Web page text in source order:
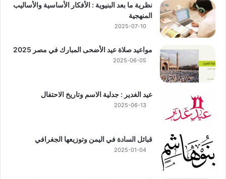
نظرية ما بعد البنيوية : الأفكار الأساسية والأساليب
المنهجية
2025-07-10
مواعيد صلاة عيد الأضحى المبارك في مصر 2025
2025-06-05
عيد الغدير : جدلية الاسم وتاريخ الاحتفال
2025-06-13
قبائل السادة في اليمن وتوزيعها الجغرافي
2025-01-04